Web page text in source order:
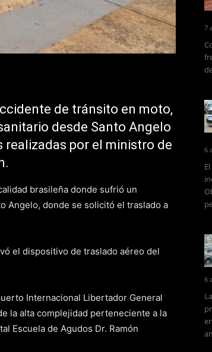
de tránsito en moto,
desde Santo Angelo
realizadas por el ministro de
brasileña donde sufrió un
Angelo, donde se solicitó el traslado a
el dispositivo de traslado aéreo del
Internacional Libertador General
la alta complejidad perteneciente a la
Escuela de Agudos Dr. Ramón
7
6
6